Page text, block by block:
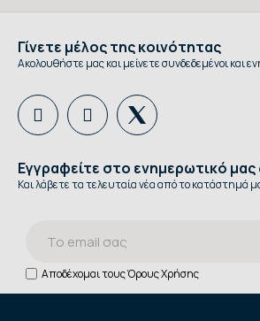
Γίνετε μέλος της κοινότητας
Ακολουθήστε μας και μείνετε συνδεδεμένοι και
Εγγραφείτε στο ενημερωτικό μας
Και λάβετε τα τελευταία νέα από το κατάστημά
Αποδέχομαι τουςΌρους Χρήσης